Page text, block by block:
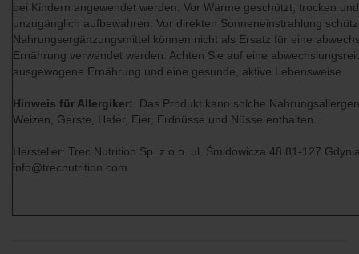
bei Kindern angewendet werden. Vor Wärme geschützt, trocken
unzugänglich aufbewahren. Vor direkten Sonneneinstrahlung
Nahrungsergänzungsmittel können nicht als Ersatz für eine
Ernährung verwendet werden. Achten Sie auf eine
ausgewogene Ernährung und eine gesunde, aktive Lebensweise.
Hinweis für Allergiker: Das Produkt kann solche
Weizen, Gerste, Hafer, Eier, Erdnüsse und Nüsse enthalten.
Hersteller: Trec Nutrition Sp. z o.o. ul. Śmidowicza 48 81-127
info@trecnutrition.com